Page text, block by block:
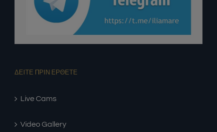
ΔΕΙΤΕ ΠΡΙΝ ΕΡΘΕΤΕ
Live Cams
Video Gallery